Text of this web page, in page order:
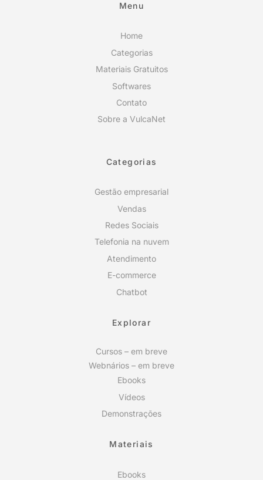
Menu
Home
Categorias
Materiais Gratuitos
Softwares
Contato
Sobre a VulcaNet
Categorias
Gestão empresarial
Vendas
Redes Sociais
Telefonia na nuvem
Atendimento
E-commerce
Chatbot
Explorar
Cursos – em breve
Webnários – em breve
Ebooks
Vídeos
Demonstrações
Materiais
Ebooks